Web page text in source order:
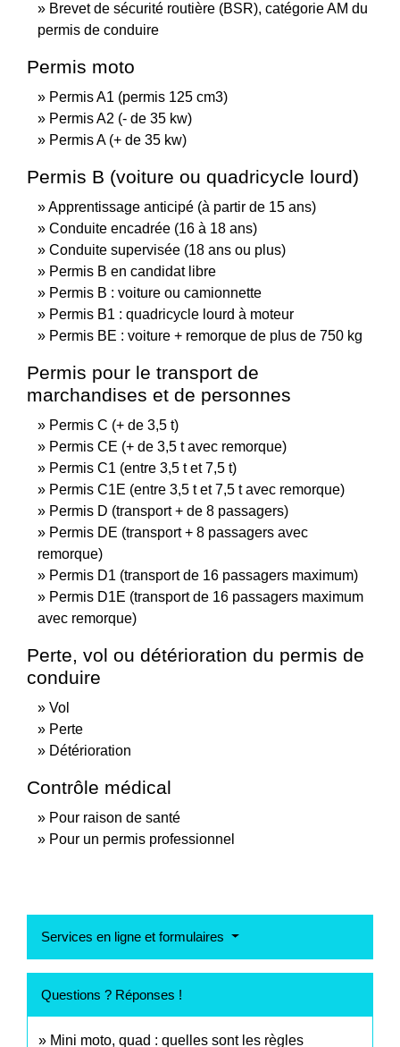
Brevet de sécurité routière (BSR), catégorie AM du
permis de conduire
Permis moto
Permis A1 (permis 125 cm3)
Permis A2 (- de 35 kw)
Permis A (+ de 35 kw)
Permis B (voiture ou quadricycle lourd)
Apprentissage anticipé (à partir de 15 ans)
Conduite encadrée (16 à 18 ans)
Conduite supervisée (18 ans ou plus)
Permis B en candidat libre
Permis B : voiture ou camionnette
Permis B1 : quadricycle lourd à moteur
Permis BE : voiture + remorque de plus de 750 kg
Permis pour le transport de
marchandises et de personnes
Permis C (+ de 3,5 t)
Permis CE (+ de 3,5 t avec remorque)
Permis C1 (entre 3,5 t et 7,5 t)
Permis C1E (entre 3,5 t et 7,5 t avec remorque)
Permis D (transport + de 8 passagers)
Permis DE (transport + 8 passagers avec
remorque)
Permis D1 (transport de 16 passagers maximum)
Permis D1E (transport de 16 passagers maximum
avec remorque)
Perte, vol ou détérioration du permis de
conduire
Vol
Perte
Détérioration
Contrôle médical
Pour raison de santé
Pour un permis professionnel
Services en ligne et formulaires
Questions ? Réponses !
Mini moto, quad : quelles sont les règles